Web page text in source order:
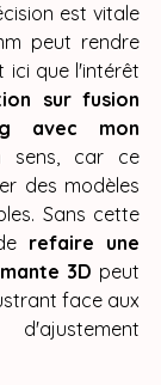
est vitale
peut rendre
ici que l'intérêt
sur fusion
avec mon
sens, car ce
des modèles
Sans cette
refaire une
3D peut
face aux